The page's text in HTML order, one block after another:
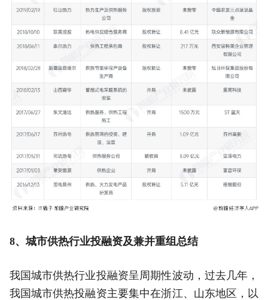
8、城市供热行业投融资及兼并重组总结
我国城市供热行业投融资呈周期性波动，过去几年，
我国城市供热投融资主要集中在浙江、山东地区，以